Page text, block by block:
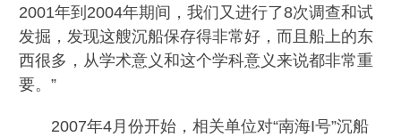
2001年到2004年期间，我们又进行了8次调查和试
发掘，发现这艘沉船保存得非常好，而且船上的东
西很多，从学术意义和这个学科意义来说都非常重
要。”
2007年4月份开始，相关单位对“南海I号”沉船